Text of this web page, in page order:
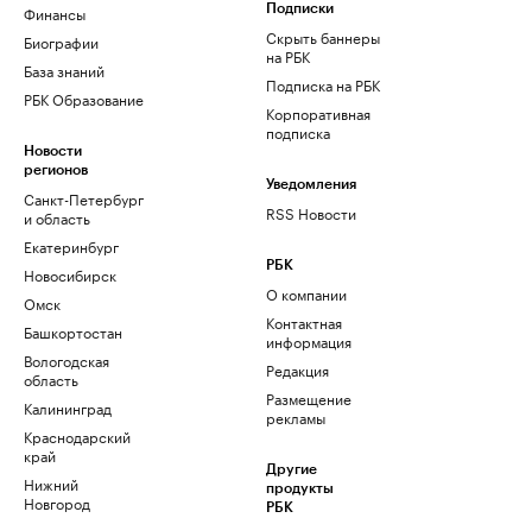
Финансы
Биографии
База знаний
РБК Образование
Новости
регионов
Санкт-Петербург
и область
Екатеринбург
Новосибирск
Омск
Башкортостан
Вологодская
область
Калининград
Краснодарский
край
Нижний
Новгород
Подписки
Скрыть баннеры
на РБК
Подписка на РБК
Корпоративная
подписка
Уведомления
RSS Новости
РБК
О компании
Контактная
информация
Редакция
Размещение
рекламы
Другие
продукты
РБК